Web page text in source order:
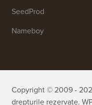
WPForms
All in One SEO
WP Mail SMTP
Smash Balloon